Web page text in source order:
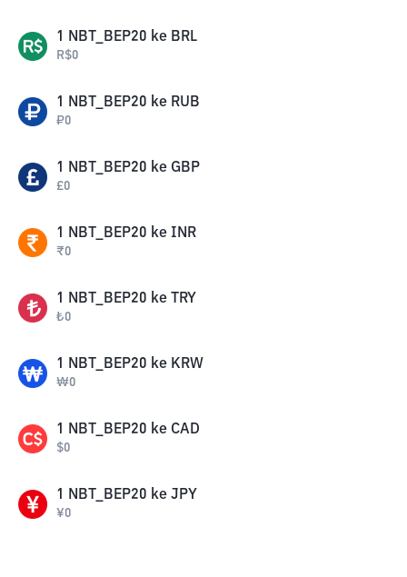
1 NBT_BEP20 ke BRL
R$0
1 NBT_BEP20 ke RUB
₽0
1 NBT_BEP20 ke GBP
£0
1 NBT_BEP20 ke INR
₹0
1 NBT_BEP20 ke TRY
₺0
1 NBT_BEP20 ke KRW
₩0
1 NBT_BEP20 ke CAD
$0
1 NBT_BEP20 ke JPY
¥0